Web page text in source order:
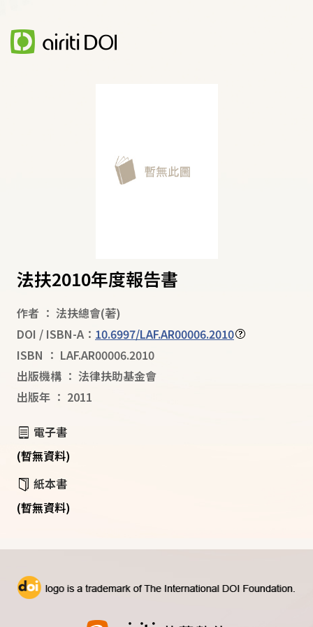
法扶2010年度報告書
作者 ： 法扶總會(著)
DOI / ISBN-A： 10.6997/LAF.AR00006.2010
ISBN ： LAF.AR00006.2010
出版機構 ： 法律扶助基金會
出版年 ： 2011
電子書
(暫無資料)
紙本書
(暫無資料)